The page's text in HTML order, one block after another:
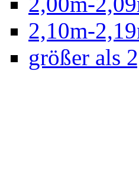
2,10m-
größer als